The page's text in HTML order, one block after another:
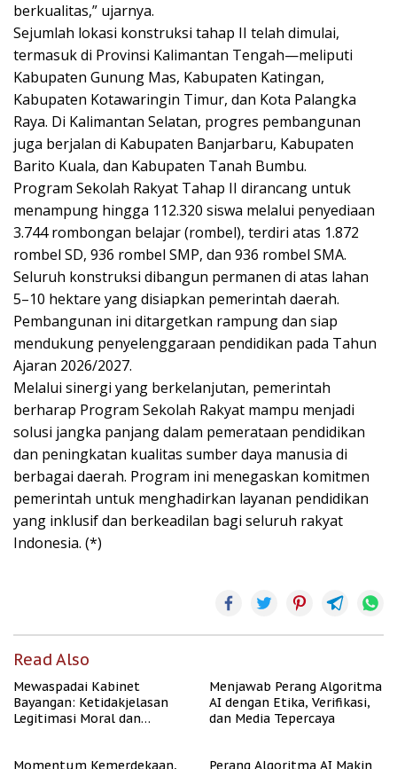
berkualitas,” ujarnya.
Sejumlah lokasi konstruksi tahap II telah dimulai,
termasuk di Provinsi Kalimantan Tengah—meliputi
Kabupaten Gunung Mas, Kabupaten Katingan,
Kabupaten Kotawaringin Timur, dan Kota Palangka
Raya. Di Kalimantan Selatan, progres pembangunan
juga berjalan di Kabupaten Banjarbaru, Kabupaten
Barito Kuala, dan Kabupaten Tanah Bumbu.
Program Sekolah Rakyat Tahap II dirancang untuk
menampung hingga 112.320 siswa melalui penyediaan
3.744 rombongan belajar (rombel), terdiri atas 1.872
rombel SD, 936 rombel SMP, dan 936 rombel SMA.
Seluruh konstruksi dibangun permanen di atas lahan
5–10 hektare yang disiapkan pemerintah daerah.
Pembangunan ini ditargetkan rampung dan siap
mendukung penyelenggaraan pendidikan pada Tahun
Ajaran 2026/2027.
Melalui sinergi yang berkelanjutan, pemerintah
berharap Program Sekolah Rakyat mampu menjadi
solusi jangka panjang dalam pemerataan pendidikan
dan peningkatan kualitas sumber daya manusia di
berbagai daerah. Program ini menegaskan komitmen
pemerintah untuk menghadirkan layanan pendidikan
yang inklusif dan berkeadilan bagi seluruh rakyat
Indonesia. (*)
Read Also
Mewaspadai Kabinet
Bayangan: Ketidakjelasan
Legitimasi Moral dan
Menjawab Perang Algoritma
AI dengan Etika, Verifikasi,
dan Media Tepercaya
Momentum Kemerdekaan, Perang Algoritma AI Makin